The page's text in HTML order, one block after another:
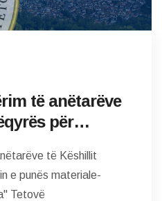
për
"Tetova" Tetovë
të Këshillit
e punës materiale-
Tetovë